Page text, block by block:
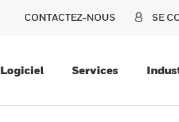
CONTACTEZ-NOUS SE
Logiciel Services